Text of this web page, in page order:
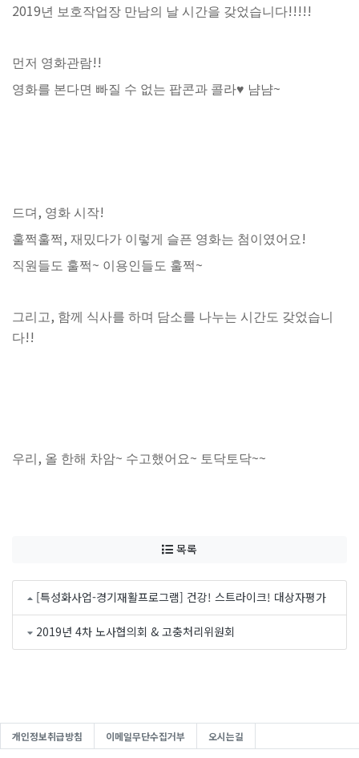
2019년 보호작업장 만남의 날 시간을 갖었습니다!!!!!
먼저 영화관람!!
영화를 본다면 빠질 수 없는 팝콘과 콜라♥ 냠냠~
드뎌 , 영화 시작!
훌쩍훌쩍, 재밌다가 이렇게 슬픈 영화는 첨이였어요 !
직원들도 훌쩍~ 이용인들도 훌쩍~
그리고, 함께 식사를 하며 담소를 나누는 시간도 갖었습니
다!!
우리 , 올 한해 차암~ 수고했어요~ 토닥토닥~~
목록
[특성화사업-경기재활프로그램] 건강! 스트라이크! 대상자평가
2019년 4차 노사협의회 & 고충처리위원회
개인정보취급방침 이메일무단수집거부 오시는길